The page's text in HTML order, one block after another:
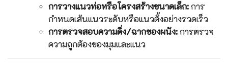
การวางแนวท่อหรือโครงสร้างขนาดเล็ก:การ
กำหนดเส้นแนวระดับหรือแนวตั้งอย่างรวดเร็ว
การตรวจสอบความดิ่ง/ฉากของผนัง:การตรวจ
ความถูกต้องของมุมและแนว